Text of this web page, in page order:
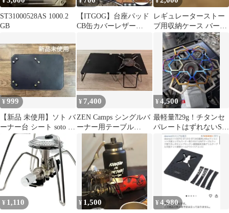
ST31000528AS 1000.2
GB
【ITGOG】台座パッド
CB缶カバーレザー
レギュレーターストー
ブ用収納ケース バーナ
ーとC B缶2本 Ｓ
T310340用
¥999
【新品 未使用】ソト バ
ーナー台 シート soto マ
ット ブラック
¥ 7,400
ZEN Camps シングルバ
ーナー用テーブル
SOTO ST-310対応
¥4,500
最軽量⁈29g！チタンセ
パレートはずれないST
五徳④st-310 340350
¥ 1,110 ¥ 1,500 ¥4,980